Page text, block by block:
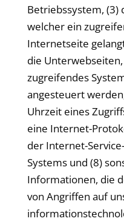
Betriebssystem, (3)
welcher ein
Internetseite
die
zugreifendes
angesteuert
Uhrzeit eines
eine Internet-
der Internet-
Systems und (8)
Informationen, die
von Angriffen auf